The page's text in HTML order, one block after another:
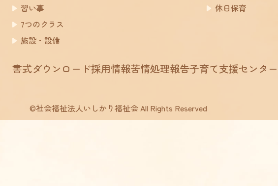
習い事
7つのクラス
施設・設備
休日保育
書式ダウンロード採用情報苦情処理報告子育て支援センター
©社会福祉法人いしかり福祉会 All Rights Reserved